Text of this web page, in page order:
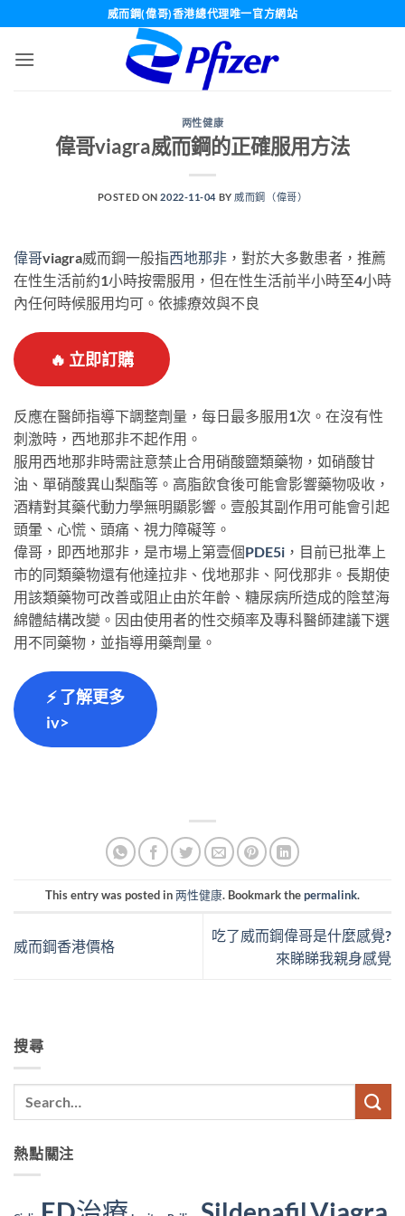
content
威而鋼(偉哥)香港總代理唯一官方網站
两性健康
偉哥viagra威而鋼的正確服用方法
POSTED ON2022-11-04 BY 威而鋼（偉哥）
偉哥viagra威而鋼一般指西地那非 ，對於大多數患者，推薦
在性生活前約1小時按需服用，但在性生活前半小時至4小時
內任何時候服用均可。依據療效與不良
🔥 立即訂購
反應在醫師指導下調整劑量，每日最多服用1次。在沒有性
刺激時，西地那非不起作用。
服用西地那非時需註意禁止合用硝酸鹽類藥物，如硝酸甘
油、單硝酸異山梨酯等。高脂飲食後可能會影響藥物吸收，
酒精對其藥代動力學無明顯影響。壹般其副作用可能會引起
頭暈、心慌、頭痛、視力障礙等。
偉哥，即西地那非，是市場上第壹個PDE5i ，目前已批準上
市的同類藥物還有他達拉非、伐地那非、阿伐那非。長期使
用該類藥物可改善或阻止由於年齡、糖尿病所造成的陰莖海
綿體結構改變。因由使用者的性交頻率及專科醫師建議下選
用不同藥物，並指導用藥劑量。
⚡ 了解更多
iv>
This entry was posted in两性健康. Bookmark thepermalink.
威而鋼香港價格
吃了威而鋼偉哥是什麼感覺?
來睇睇我親身感覺
搜尋
熱點關注